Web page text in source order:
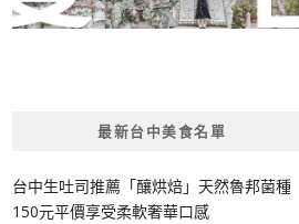
最新台中美食名單
台中生吐司推薦「釀烘焙」天然魯邦菌種
150元平價享受柔軟奢華口感